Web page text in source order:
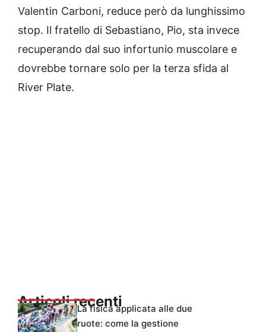
Valentin Carboni, reduce però da lunghissimo
stop. Il fratello di Sebastiano, Pio, sta invece
recuperando dal suo infortunio muscolare e
dovrebbe tornare solo per la terza sfida al
River Plate.
Articoli recentiLa fisica applicata alle due
ruote: come la gestione